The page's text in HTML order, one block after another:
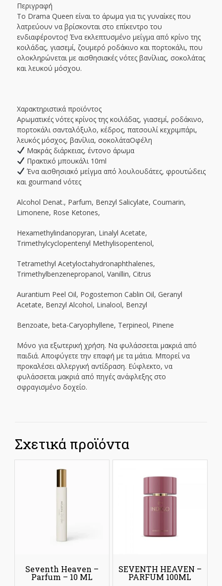
Περιγραφή
Το Drama Queen είναι το άρωμα για τις γυναίκες που
λατρεύουν να βρίσκονται στο επίκεντρο του
ενδιαφέροντος! Ένα εκλεπτυσμένο μείγμα από κρίνο της
κοιλάδας, γιασεμί, ζουμερό ροδάκινο και πορτοκάλι, που
ολοκληρώνεται με αισθησιακές νότες βανίλιας, σοκολάτας
και λευκού μόσχου.
Χαρακτηριστικά προϊόντος
Αρωματικές νότες κρίνος της κοιλάδας, γιασεμί, ροδάκινο,
πορτοκάλι σανταλόξυλο, κέδρος, πατσουλί κεχριμπάρι,
λευκός μόσχος, βανίλια, σοκολάταΟφέλη
Μακράς διάρκειας, έντονο άρωμα
Πρακτικό μπουκάλι 10ml
Ένα αισθησιακό μείγμα από λουλουδάτες, φρουτώδεις
και gourmand νότες
Alcohol Denat., Parfum, Benzyl Salicylate, Coumarin,
Limonene, Rose Ketones,
Hexamethylindanopyran, Linalyl Acetate,
Trimethylcyclopentenyl Methylisopentenol,
Tetramethyl Acetyloctahydronaphthalenes,
Trimethylbenzenepropanol, Vanillin, Citrus
Aurantium Peel Oil, Pogostemon Cablin Oil, Geranyl
Acetate, Benzyl Alcohol, Linalool, Benzyl
Benzoate, beta-Caryophyllene, Terpineol, Pinene
Μόνο για εξωτερική χρήση. Να φυλάσσεται μακριά από
παιδιά. Αποφύγετε την επαφή με τα μάτια. Μπορεί να
προκαλέσει αλλεργική αντίδραση. Εύφλεκτο, να
φυλάσσεται μακριά από πηγές ανάφλεξης στο
σφραγισμένο δοχείο.
Σχετικά προϊόντα
Seventh Heaven –
Parfum – 10 ML
SEVENTH HEAVEN –
PARFUM 100ML